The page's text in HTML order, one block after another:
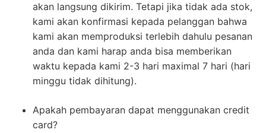
akan langsung dikirim. Tetapi jika tidak ada stok,
kami akan konfirmasi kepada pelanggan bahwa
kami akan memproduksi terlebih dahulu pesanan
anda dan kami harap anda bisa memberikan
waktu kepada kami 2-3 hari maximal 7 hari (hari
minggu tidak dihitung).
Apakah pembayaran dapat menggunakan credit
card?